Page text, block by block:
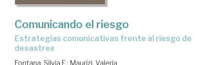
Comunicando el riesgo
estrategias comunicativas frente al riesgo de
desastres
Fontana, Silvia E.; Maurizi, Valeria